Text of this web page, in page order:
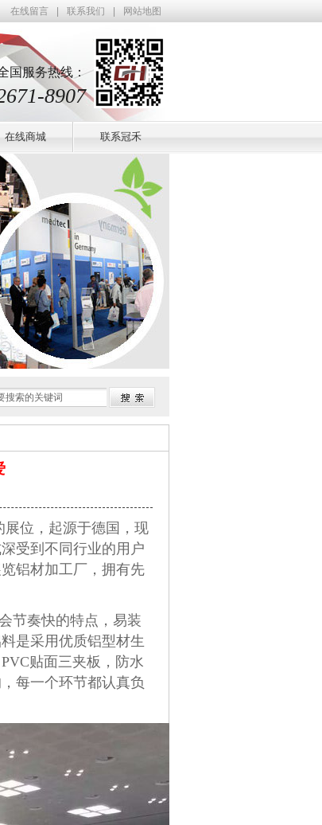
位、展览铝材、标摊铝材，厂家直销，价格优惠；订购热线：0757-
在线留言 联系我们 网站地图
国服务热线：
8907
在线商城 联系冠禾
展位，起源于德国，现
受到不同行业的用户
铝材加工厂，拥有先
节奏快的特点，易装
是采用优质铝型材生
贴面三夹板，防水
每一个环节都认真负